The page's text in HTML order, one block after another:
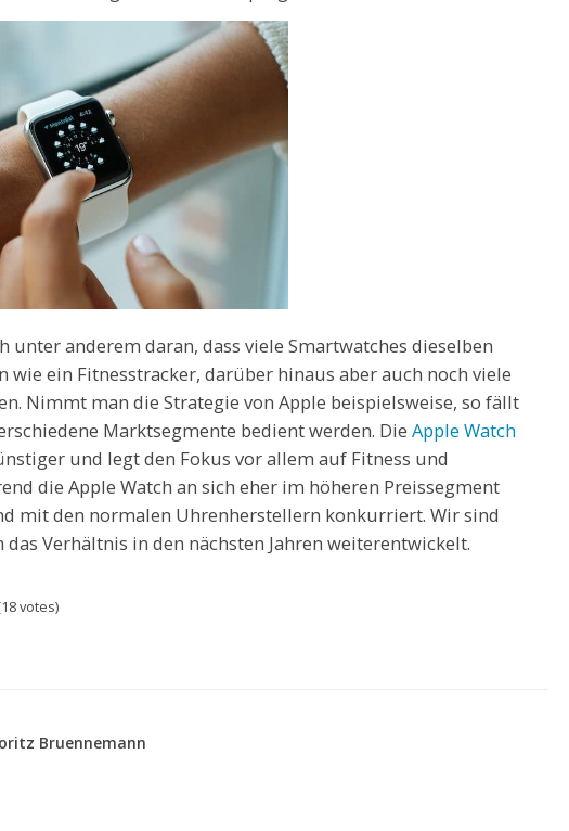
unter anderem daran, dass viele Smartwatches dieselben
wie ein Fitnesstracker, darüber hinaus aber auch noch viele
Nimmt man die Strategie von Apple beispielsweise, so fällt
Marktsegmente bedient werden. Die Apple Watch
und legt den Fokus vor allem auf Fitness und
die Apple Watch an sich eher im höheren Preissegment
mit den normalen Uhrenherstellern konkurriert. Wir sind
das Verhältnis in den nächsten Jahren weiterentwickelt.
votes)
Bruennemann